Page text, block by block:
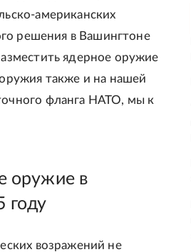
американских
решения в Вашингтоне
ядерное оружие
также и на нашей
фланга НАТО, мы к
оружие в
году
возражений не